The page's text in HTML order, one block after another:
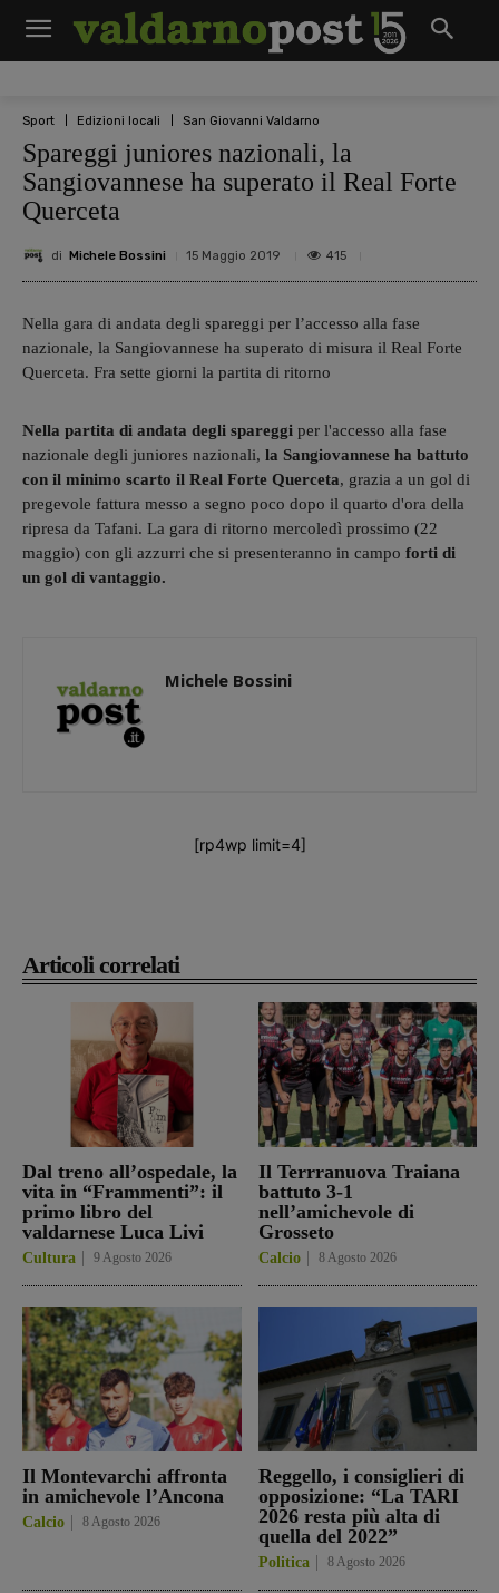
Sport Edizioni locali San Giovanni Valdarno
Spareggi juniores nazionali, la
Sangiovannese ha superato il Real Forte
Querceta
di Michele Bossini 15 Maggio 2019 415
Articoli correlati
Dal treno all’ospedale, la
vita in “Frammenti”: il
primo libro del
valdarnese Luca Livi
Cultura 9 Agosto 2026
Il Terrranuova Traiana
battuto 3-1
nell’amichevole di
Grosseto
Calcio 8 Agosto 2026
Il Montevarchi affronta
in amichevole l’Ancona
Calcio 8 Agosto 2026
Reggello, i consiglieri di
opposizione: “La TARI
2026 resta più alta di
quella del 2022”
Politica 8 Agosto 2026
Nella gara di andata degli spareggi per l’accesso alla fase
nazionale, la Sangiovannese ha superato di misura il Real Forte
Querceta. Fra sette giorni la partita di ritorno
Nella partita di andata degli spareggi per l'accesso alla fase
nazionale degli juniores nazionali, la Sangiovannese ha battuto
con il minimo scarto il Real Forte Querceta, grazia a un gol di
pregevole fattura messo a segno poco dopo il quarto d'ora della
ripresa da Tafani. La gara di ritorno mercoledì prossimo (22
maggio) con gli azzurri che si presenteranno in campo forti di
un gol di vantaggio.
Michele Bossini
[rp4wp limit=4]